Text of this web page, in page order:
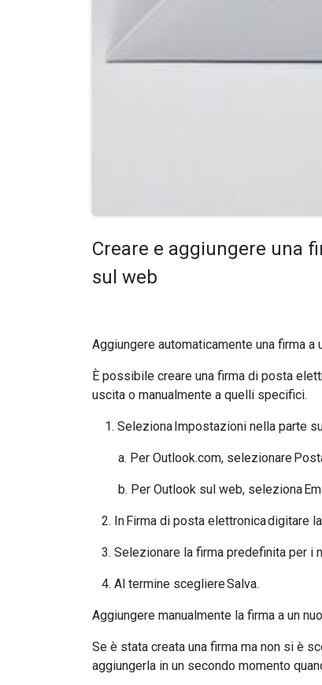
Creare e aggiungere una
sul web
Aggiungere automaticamente una firma a
È possibile creare una firma di posta
uscita o manualmente a quelli specifici.
Seleziona Impostazioni nella parte
​a. Per Outlook.com, selezionare
​b. Per Outlook sul web, seleziona
2. In Firma di posta elettronica digitare
3. Selezionare la firma predefinita per i
4. Al termine scegliere Salva.
Aggiungere manualmente la firma a un
Se è stata creata una firma ma non si è
aggiungerla in un secondo momento